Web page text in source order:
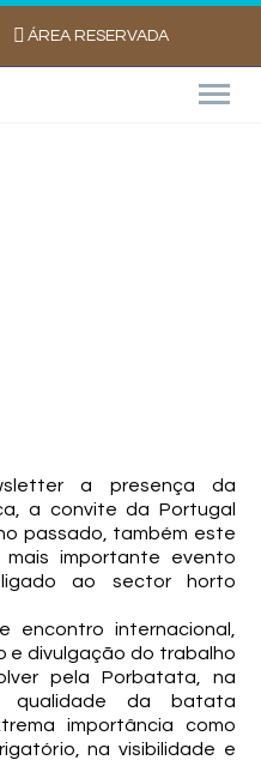
ÁREA RESERVADA
a presença da
a convite da Portugal
passado, também este
importante evento
ao sector horto
internacional,
e divulgação do trabalho
pela Porbatata, na
qualidade da batata
importância como
na visibilidade e